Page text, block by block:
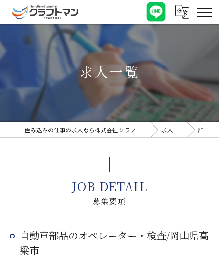
求人一覧
住み込みの仕事の求人なら株式会社クラフトマン 求人一覧 詳細
募集要項
JOB DETAIL
自動車部品のオペレーター・検査/岡山県高
梁市